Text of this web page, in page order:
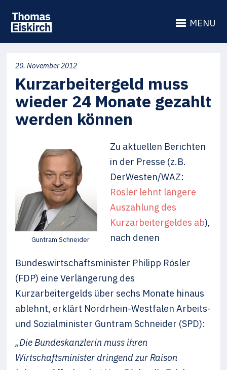
MENU
20. November 2012
Kurzarbeitergeld muss
wieder 24 Monate gezahlt
werden können
Guntram Schneider
Zu aktuellen Berichten
in der Presse (z.B.
DerWesten/WAZ:
Rösler lehnt längere
Auszahlung des
Kurzarbeitergeldes ab),
nach denen
Bundeswirtschaftsminister Philipp Rösler
(FDP) eine Verlängerung des
Kurzarbeitergelds über sechs Monate hinaus
ablehnt, erklärt Nordrhein-Westfalen Arbeits-
und Sozialminister Guntram Schneider (SPD):
„Die Bundeskanzlerin muss ihren
Wirtschaftsminister dringend zur Raison